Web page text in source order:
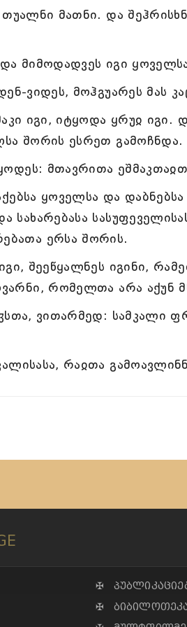
მათნი. და
მიმოდადვეს იგი ყოველსა
ვიდეს, მოჰგუარეს მას
იგი, იტყოდა ყრუჲ იგი.
შორის ესრეთ გამოჩნდა.
მთავრითა ეშმაკთაჲთა
ყოველსა და
სახარებასა
ერსა შორის.
შეეწყალნეს იგინი,
რომელთა არა აქუნ
ვითარმედ: სამკალი
რაჲთა
✠
✠